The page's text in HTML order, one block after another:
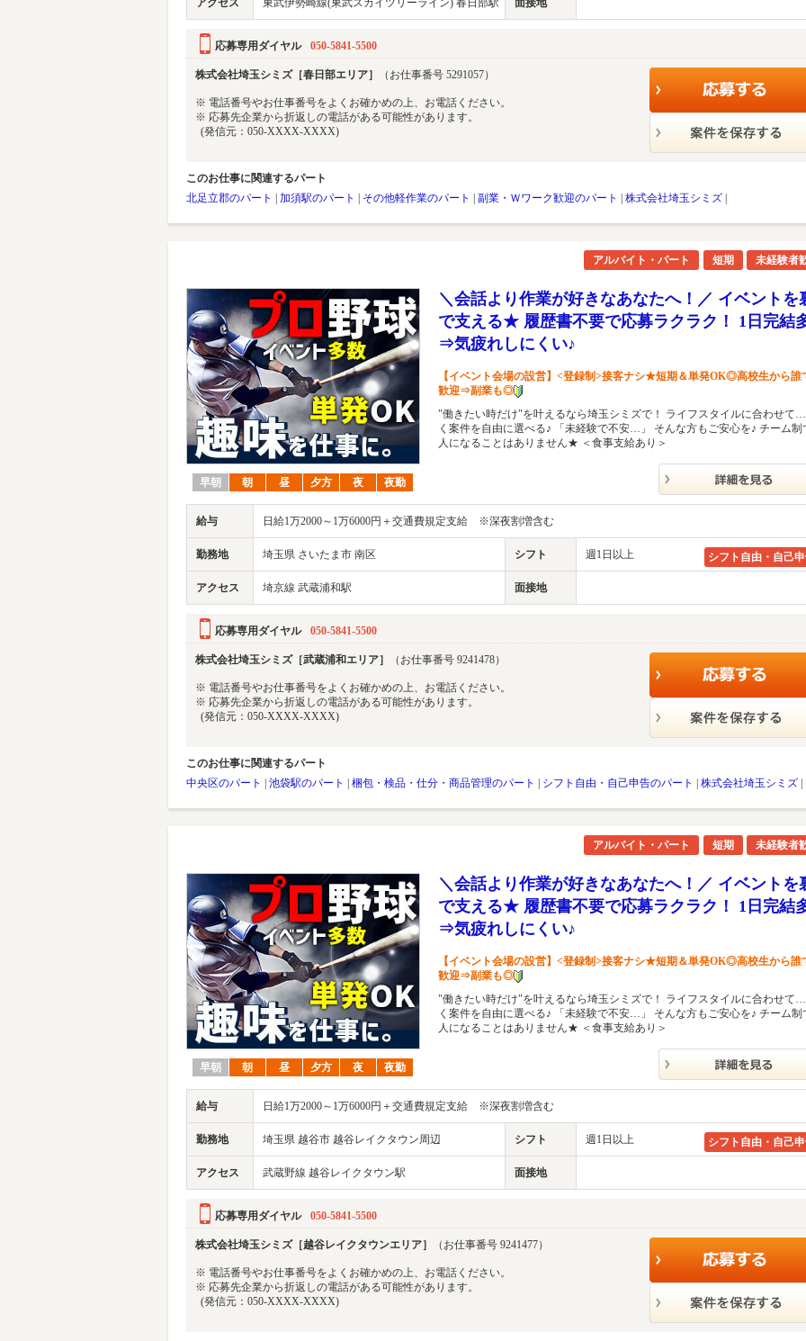
アクセス 東武伊勢崎線(東武スカイツリーライン) 春日部駅 面接地
応募専用ダイヤル 050-5841-5500
株式会社埼玉シミズ［春日部エリア］ （お仕事番号 5291057）
※ 電話番号やお仕事番号をよくお確かめの上、お電話ください。
※ 応募先企業から折返しの電話がある可能性があります。
(発信元：050-XXXX-XXXX)
このお仕事に関連するパート
北足立郡のパート
加須駅のパート その他軽作業のパート 副業・Ｗワーク歓迎のパート 株式会社埼玉シミズ
アルバイト・パート 短期 未経験者
早朝 朝 昼 夕方 夜 夜勤
＼会話より作業が好きなあなたへ！／ イベントを
で支える★ 履歴書不要で応募ラクラク！ 1日完結
⇒気疲れしにくい♪
【イベント会場の設営】<登録制>接客ナシ★短期＆単発OK◎高校生から誰
歓迎⇒副業も◎
"働きたい時だけ"を叶えるなら埼玉シミズで！ ライフスタイルに合わせて
く案件を自由に選べる♪ 「未経験で不安…」 そんな方もご安心を♪ チーム制
人になることはありません★ ＜食事支給あり＞
給与 日給1万2000～1万6000円＋交通費規定支給 ※深夜割増含む
勤務地 埼玉県 さいたま市 南区 シフト 週1日以上 シフト自由・自己
アクセス 埼京線 武蔵浦和駅 面接地
応募専用ダイヤル 050-5841-5500
株式会社埼玉シミズ［武蔵浦和エリア］ （お仕事番号 9241478）
※ 電話番号やお仕事番号をよくお確かめの上、お電話ください。
※ 応募先企業から折返しの電話がある可能性があります。
(発信元：050-XXXX-XXXX)
このお仕事に関連するパート
中央区のパート
池袋駅のパート 梱包・検品・仕分・商品管理のパート シフト自由・自己申告のパート 株式会社埼玉シミズ
アルバイト・パート 短期 未経験者
早朝 朝 昼 夕方 夜 夜勤
＼会話より作業が好きなあなたへ！／ イベントを
で支える★ 履歴書不要で応募ラクラク！ 1日完結
⇒気疲れしにくい♪
【イベント会場の設営】<登録制>接客ナシ★短期＆単発OK◎高校生から誰
歓迎⇒副業も◎
"働きたい時だけ"を叶えるなら埼玉シミズで！ ライフスタイルに合わせて
く案件を自由に選べる♪ 「未経験で不安…」 そんな方もご安心を♪ チーム制
人になることはありません★ ＜食事支給あり＞
給与 日給1万2000～1万6000円＋交通費規定支給 ※深夜割増含む
勤務地 埼玉県 越谷市 越谷レイクタウン周辺 シフト 週1日以上 シフト自由・自己
アクセス 武蔵野線 越谷レイクタウン駅 面接地
応募専用ダイヤル 050-5841-5500
株式会社埼玉シミズ［越谷レイクタウンエリア］ （お仕事番号 9241477）
※ 電話番号やお仕事番号をよくお確かめの上、お電話ください。
※ 応募先企業から折返しの電話がある可能性があります。
(発信元：050-XXXX-XXXX)